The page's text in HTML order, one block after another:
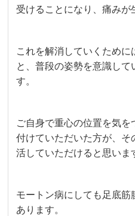
受けることになり、痛みが
これを解消していくために
と、普段の姿勢を意識し
す。
ご自身で重心の位置を気
付けていただいた方が、そ
活していただけると思いま
モートン病にしても足底
あります。